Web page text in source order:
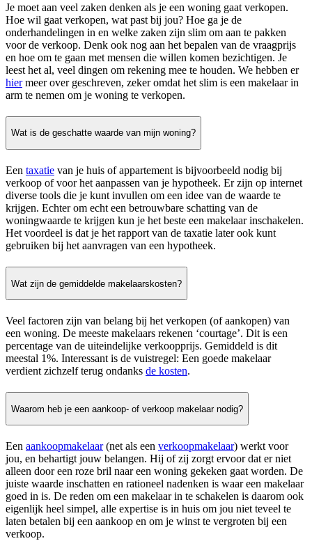
Je moet aan veel zaken denken als je een woning gaat verkopen.
Hoe wil gaat verkopen, wat past bij jou? Hoe ga je de
onderhandelingen in en welke zaken zijn slim om aan te pakken
voor de verkoop. Denk ook nog aan het bepalen van de vraagprijs
en hoe om te gaan met mensen die willen komen bezichtigen. Je
leest het al, veel dingen om rekening mee te houden. We hebben er
hiermeer over geschreven, zeker omdat het slim is een makelaar in
arm te nemen om je woning te verkopen.
Wat is de geschatte waarde van mijn woning?
Een taxatie van je huis of appartement is bijvoorbeeld nodig bij
verkoop of voor het aanpassen van je hypotheek. Er zijn op internet
diverse tools die je kunt invullen om een idee van de waarde te
krijgen. Echter om echt een betrouwbare schatting van de
woningwaarde te krijgen kun je het beste een makelaar inschakelen.
Het voordeel is dat je het rapport van de taxatie later ook kunt
gebruiken bij het aanvragen van een hypotheek.
Wat zijn de gemiddelde makelaarskosten?
Veel factoren zijn van belang bij het verkopen (of aankopen) van
een woning. De meeste makelaars rekenen ‘courtage’. Dit is een
percentage van de uiteindelijke verkoopprijs. Gemiddeld is dit
meestal 1%. Interessant is de vuistregel: Een goede makelaar
verdient zichzelf terug ondanks de kosten.
Waarom heb je een aankoop- of verkoop makelaar nodig?
Een aankoopmakelaar(net als een verkoopmakelaar) werkt voor
jou, en behartigt jouw belangen. Hij of zij zorgt ervoor dat er niet
alleen door een roze bril naar een woning gekeken gaat worden. De
juiste waarde inschatten en rationeel nadenken is waar een makelaar
goed in is. De reden om een makelaar in te schakelen is daarom ook
eigenlijk heel simpel, alle expertise is in huis om jou niet teveel te
laten betalen bij een aankoop en om je winst te vergroten bij een
verkoop.